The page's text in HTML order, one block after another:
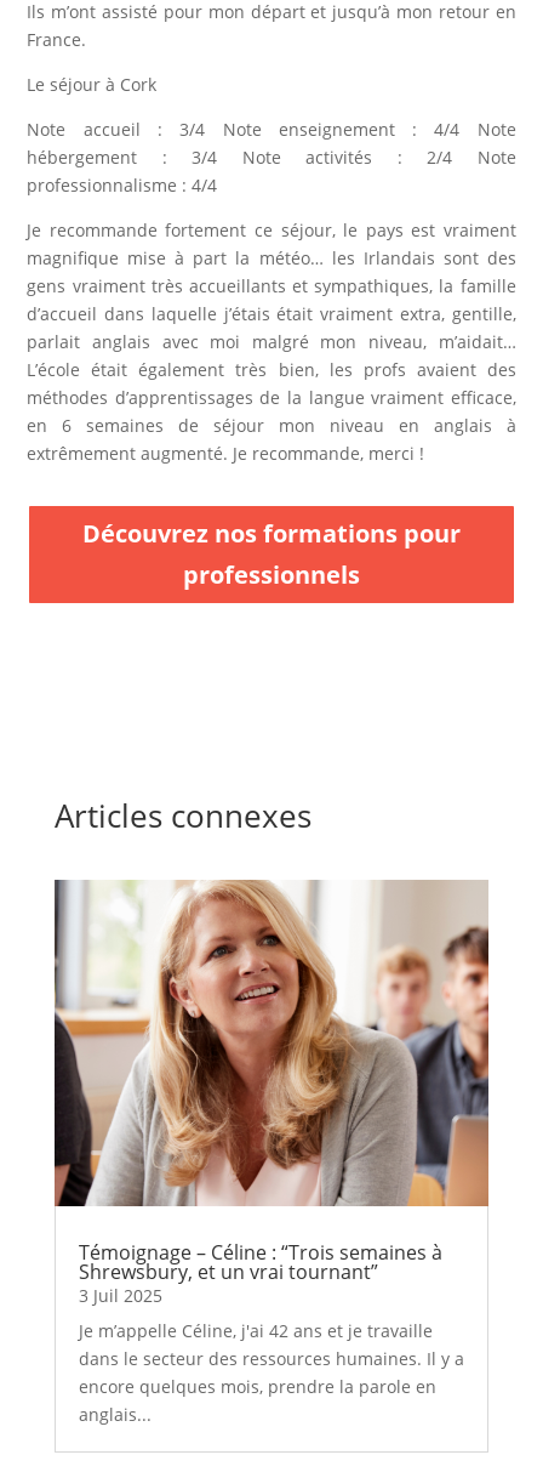
Ils m’ont assisté pour mon départ et jusqu’à mon retour en
France.
Le séjour à Cork
Note accueil : 3/4 Note enseignement : 4/4 Note
hébergement : 3/4 Note activités : 2/4 Note
professionnalisme : 4/4
Je recommande fortement ce séjour, le pays est vraiment
magnifique mise à part la météo… les Irlandais sont des
gens vraiment très accueillants et sympathiques, la famille
d’accueil dans laquelle j’étais était vraiment extra, gentille,
parlait anglais avec moi malgré mon niveau, m’aidait…
L’école était également très bien, les profs avaient des
méthodes d’apprentissages de la langue vraiment efficace,
en 6 semaines de séjour mon niveau en anglais à
extrêmement augmenté. Je recommande, merci !
Découvrez nos formations pour
professionnels
Articles connexes
Témoignage – Céline : “Trois semaines à
Shrewsbury, et un vrai tournant”
3 Juil 2025
Je m’appelle Céline, j'ai 42 ans et je travaille
dans le secteur des ressources humaines. Il y a
encore quelques mois, prendre la parole en
anglais...